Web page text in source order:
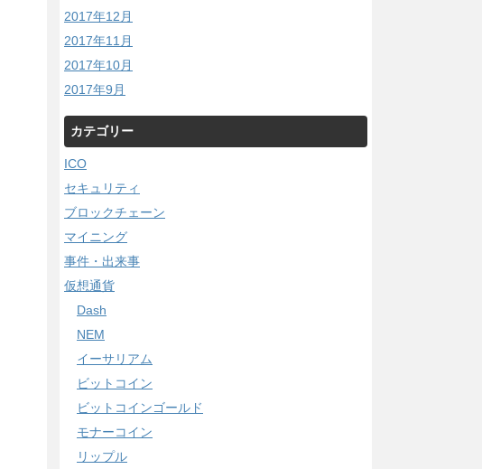
2017年12月
2017年11月
2017年10月
2017年9月
カテゴリー
ICO
セキュリティ
ブロックチェーン
マイニング
事件・出来事
仮想通貨
Dash
NEM
イーサリアム
ビットコイン
ビットコインゴールド
モナーコイン
リップル